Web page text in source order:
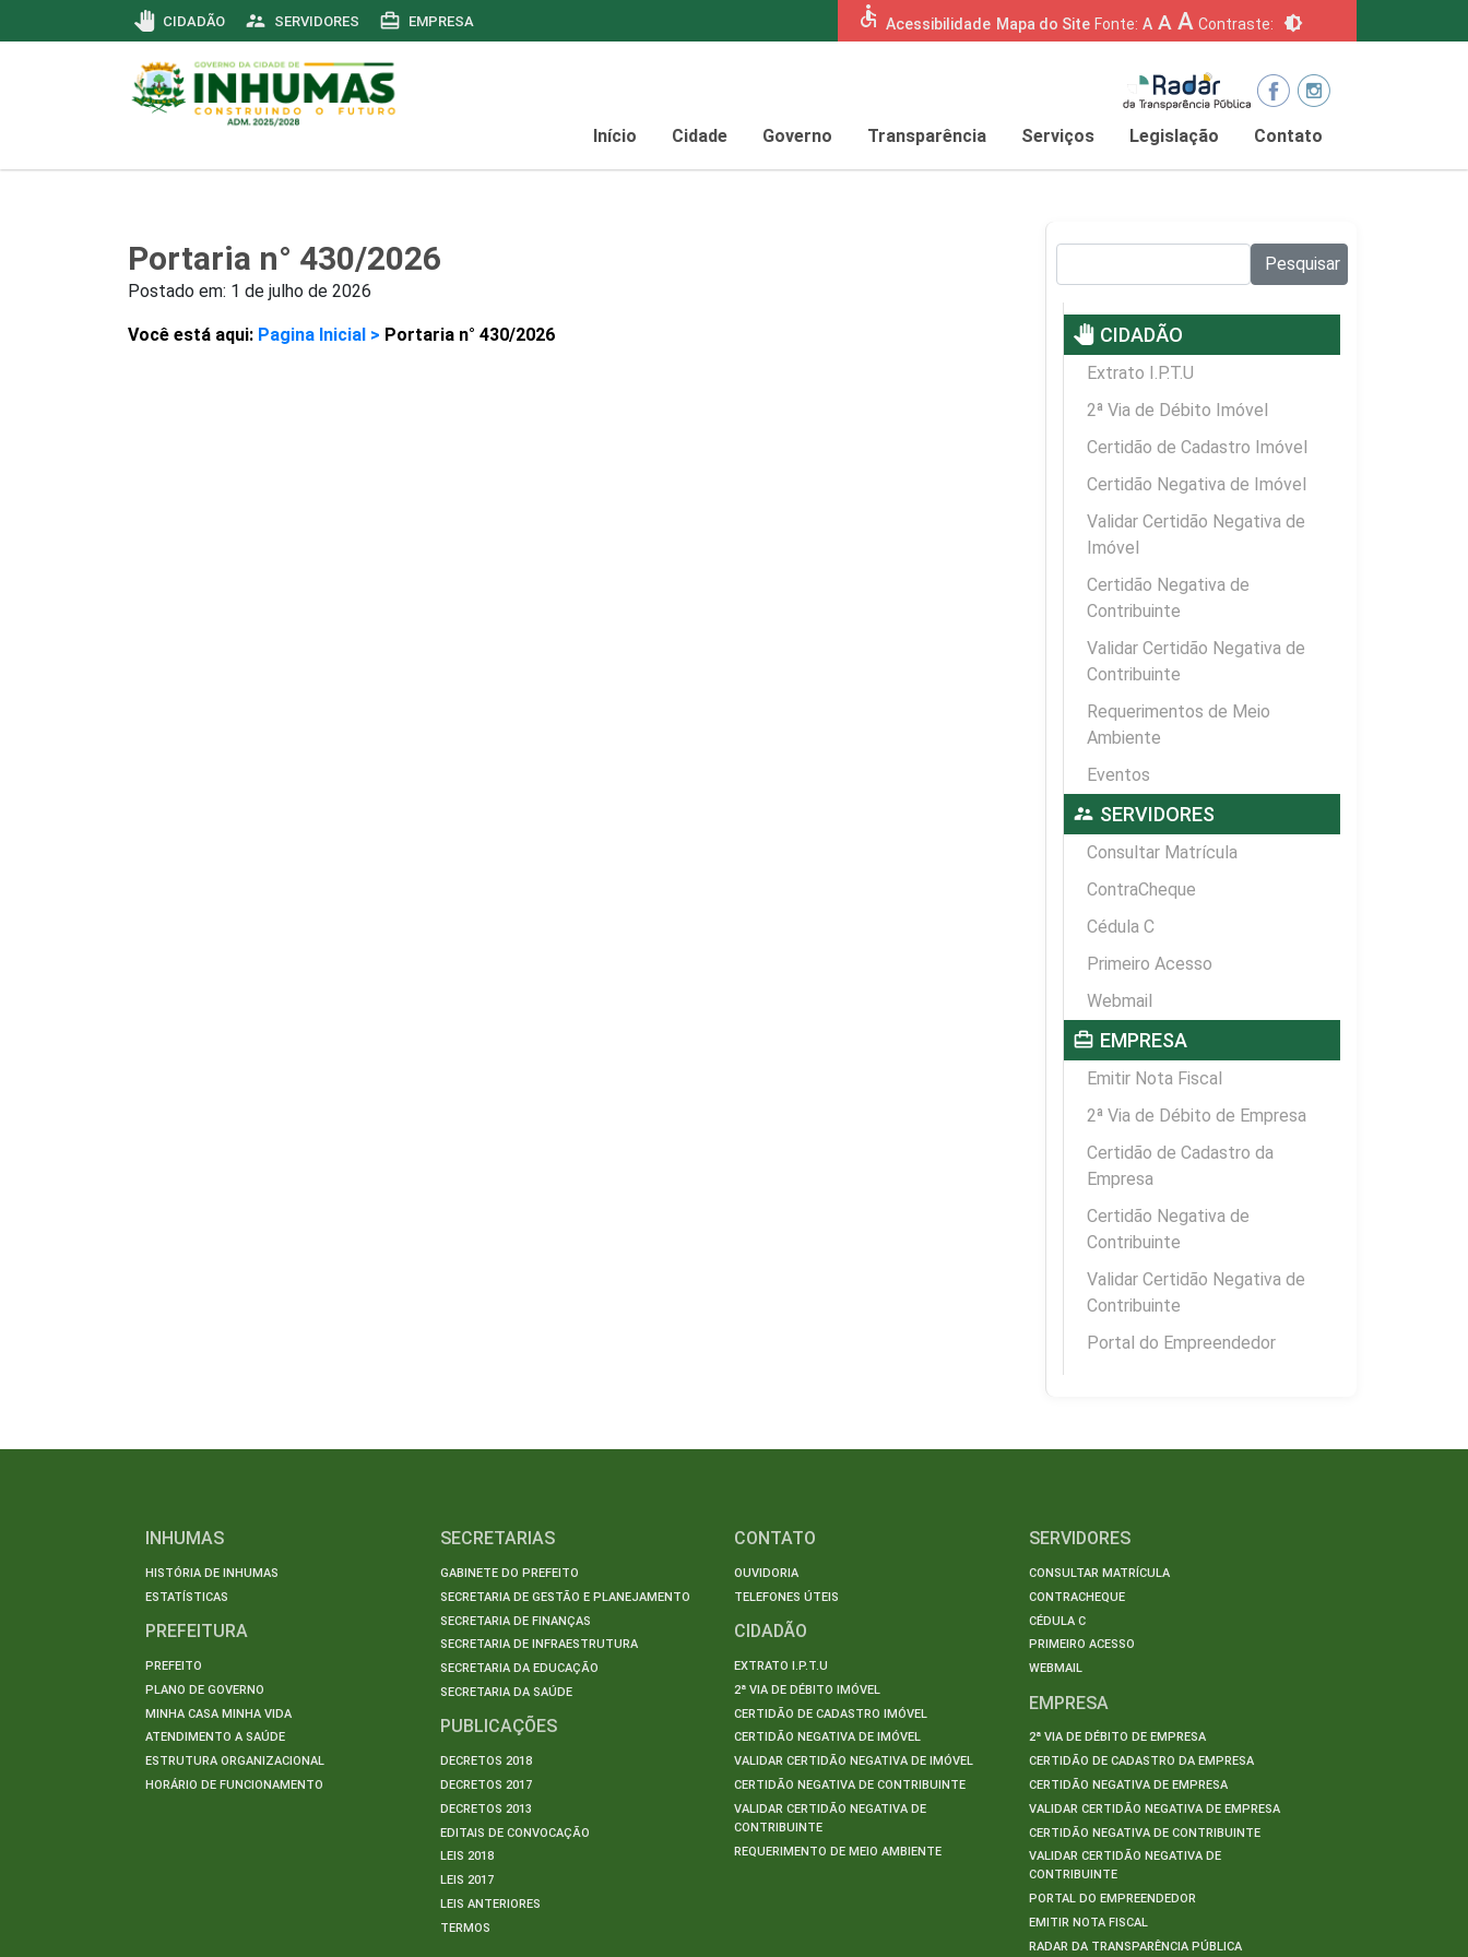
pan_tool CIDADÃO supervisor_account SERVIDORES card_travel EMPRESA accessible Acessibilidade Mapa do Site Fonte: A A A Contraste: brightness_6
Início Cidade Governo Transparência Serviços Legislação Contato
Portaria n° 430/2026
Postado em: 1 de julho de 2026
Você está aqui: Pagina Inicial > Portaria n° 430/2026
Pesquisar
pan_tool CIDADÃO
Extrato I.P.T.U
2ª Via de Débito Imóvel
Certidão de Cadastro Imóvel
Certidão Negativa de Imóvel
Validar Certidão Negativa de
Imóvel
Certidão Negativa de
Contribuinte
Validar Certidão Negativa de
Contribuinte
Requerimentos de Meio
Ambiente
Eventos
supervisor_account SERVIDORES
Consultar Matrícula
ContraCheque
Cédula C
Primeiro Acesso
Webmail
card_travel EMPRESA
Emitir Nota Fiscal
2ª Via de Débito de Empresa
Certidão de Cadastro da
Empresa
Certidão Negativa de
Contribuinte
Validar Certidão Negativa de
Contribuinte
Portal do Empreendedor
INHUMAS
HISTÓRIA DE INHUMAS
ESTATÍSTICAS
PREFEITURA
PREFEITO
PLANO DE GOVERNO
MINHA CASA MINHA VIDA
ATENDIMENTO A SAÚDE
ESTRUTURA ORGANIZACIONAL
HORÁRIO DE FUNCIONAMENTO
SECRETARIAS
GABINETE DO PREFEITO
SECRETARIA DE GESTÃO E PLANEJAMENTO
SECRETARIA DE FINANÇAS
SECRETARIA DE INFRAESTRUTURA
SECRETARIA DA EDUCAÇÃO
SECRETARIA DA SAÚDE
PUBLICAÇÕES
DECRETOS 2018
DECRETOS 2017
DECRETOS 2013
EDITAIS DE CONVOCAÇÃO
LEIS 2018
LEIS 2017
LEIS ANTERIORES
TERMOS
CONTATO
OUVIDORIA
TELEFONES ÚTEIS
CIDADÃO
EXTRATO I.P.T.U
2ª VIA DE DÉBITO IMÓVEL
CERTIDÃO DE CADASTRO IMÓVEL
CERTIDÃO NEGATIVA DE IMÓVEL
VALIDAR CERTIDÃO NEGATIVA DE IMÓVEL
CERTIDÃO NEGATIVA DE CONTRIBUINTE
VALIDAR CERTIDÃO NEGATIVA DE
CONTRIBUINTE
REQUERIMENTO DE MEIO AMBIENTE
SERVIDORES
CONSULTAR MATRÍCULA
CONTRACHEQUE
CÉDULA C
PRIMEIRO ACESSO
WEBMAIL
EMPRESA
2ª VIA DE DÉBITO DE EMPRESA
CERTIDÃO DE CADASTRO DA EMPRESA
CERTIDÃO NEGATIVA DE EMPRESA
VALIDAR CERTIDÃO NEGATIVA DE EMPRESA
CERTIDÃO NEGATIVA DE CONTRIBUINTE
VALIDAR CERTIDÃO NEGATIVA DE
CONTRIBUINTE
PORTAL DO EMPREENDEDOR
EMITIR NOTA FISCAL
RADAR DA TRANSPARÊNCIA PÚBLICA